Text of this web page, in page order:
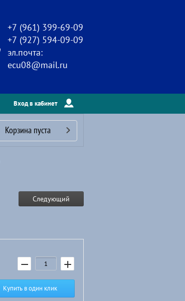
+7 (961) 399-69-09
+7 (927) 594-09-09
эл.почта:
ecu08@mail.ru
Вход в кабинет
Корзина пуста
Следующий
− +
Купить в один клик